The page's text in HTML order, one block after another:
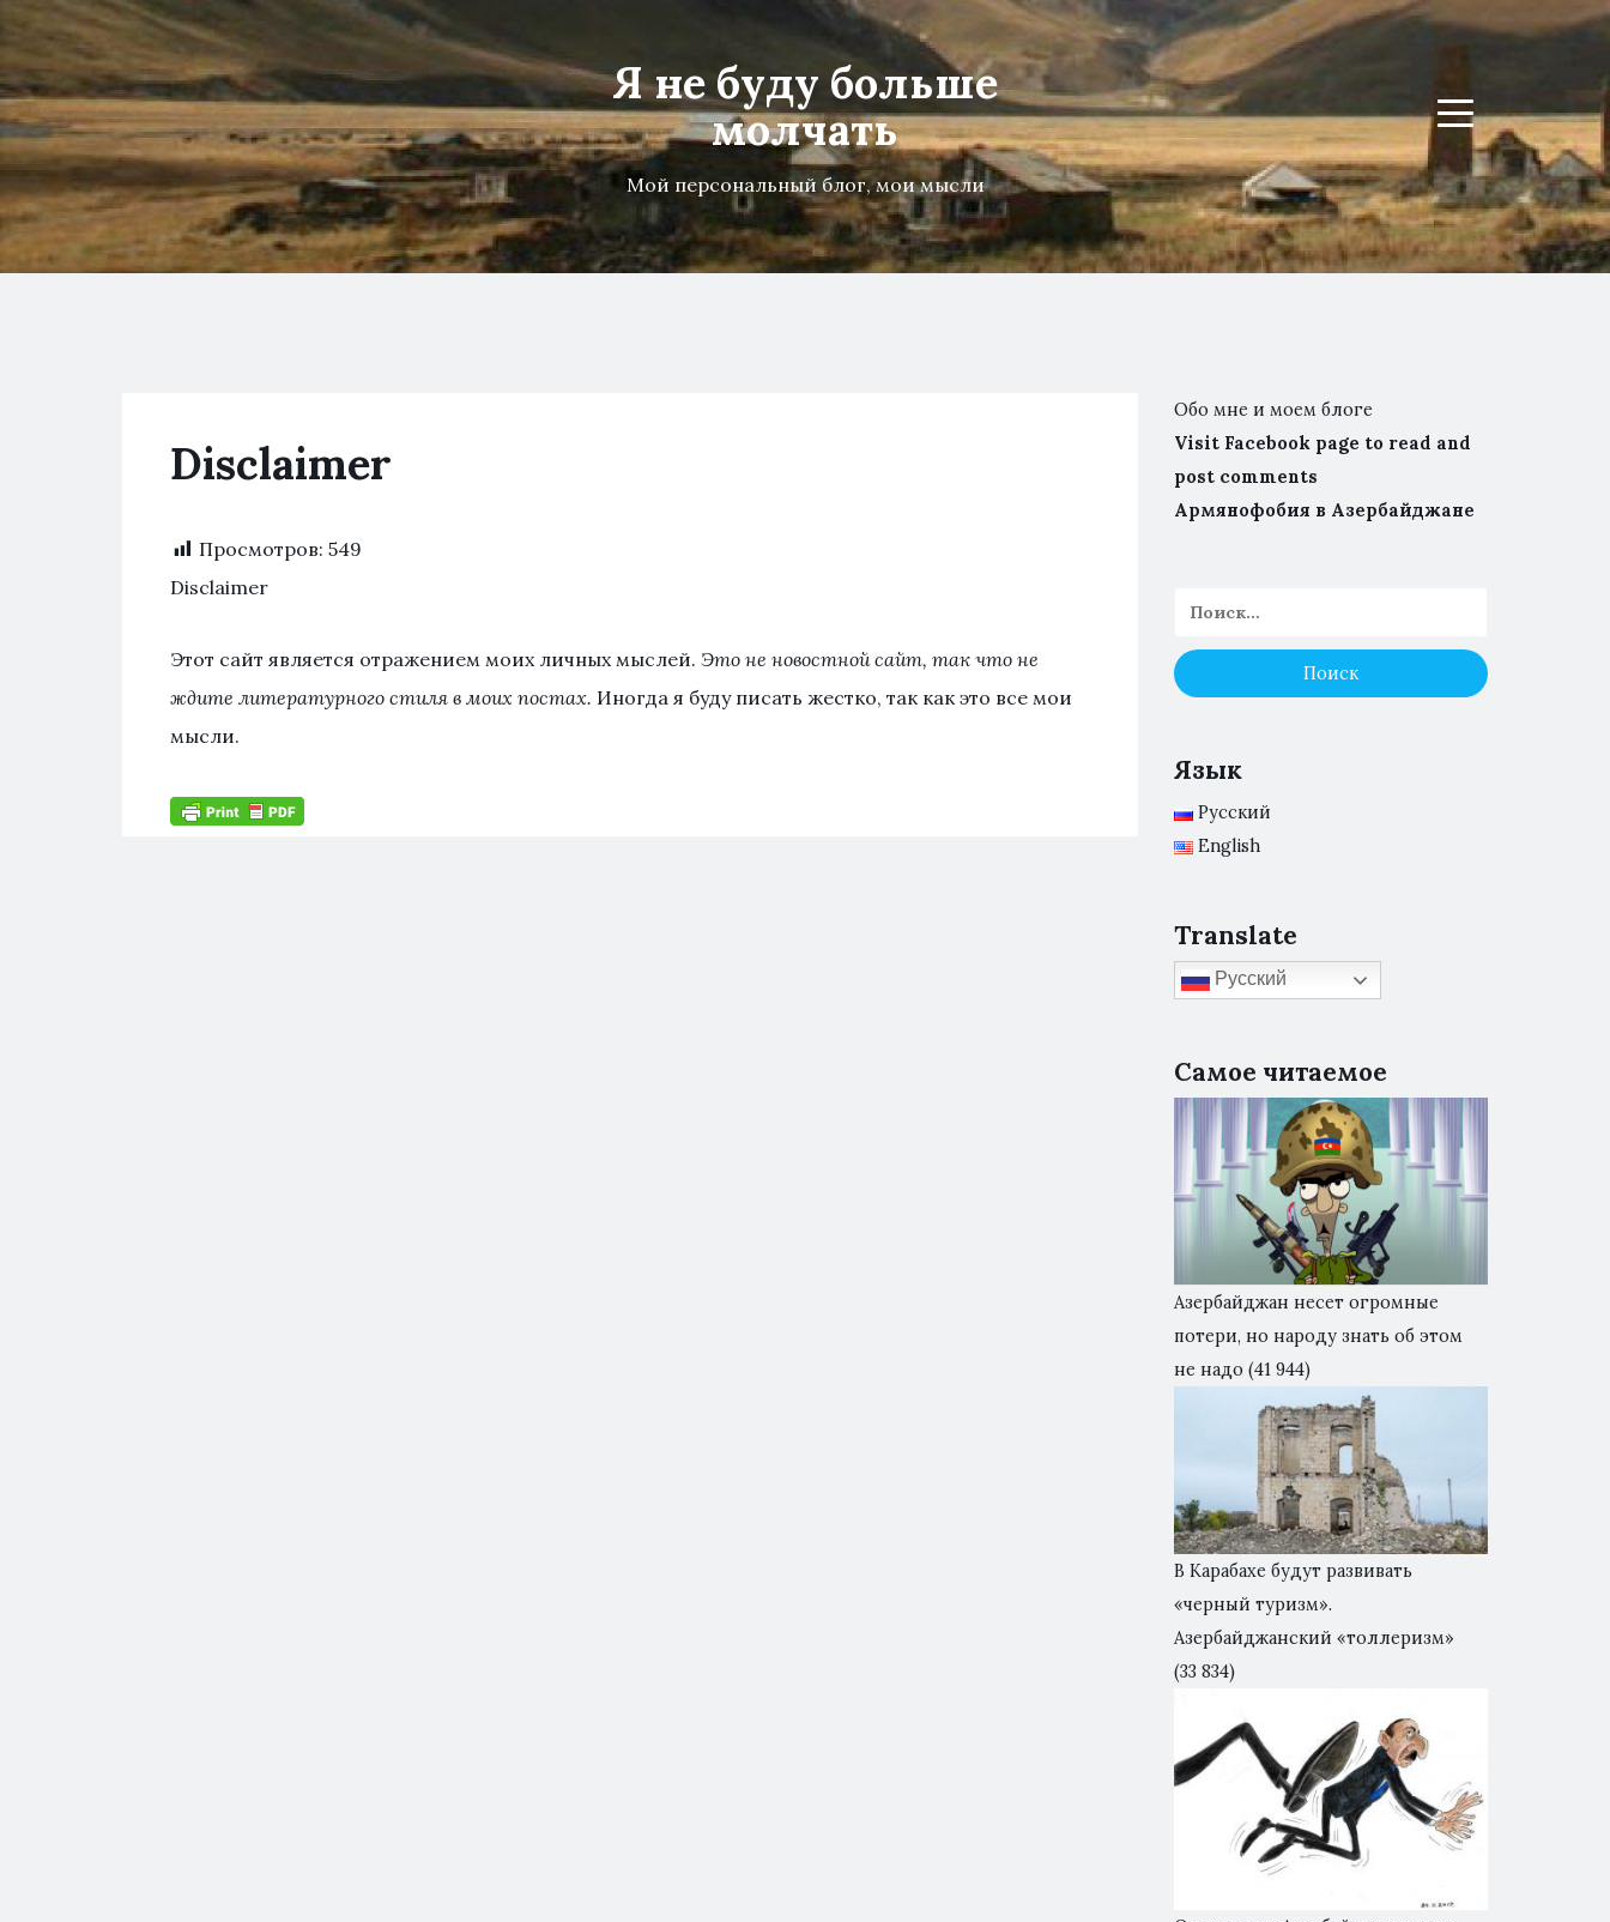
Я не буду больше
молчать
Мой персональный блог, мои мысли
Menu
Disclaimer
Просмотров: 549
Disclaimer
Этот сайт является отражением моих личных мыслей. Это не новостной сайт, так что не
ждите литературного стиля в моих постах. Иногда я буду писать жестко, так как это все мои
мысли.
Обо мне и моем блоге
Visit Facebook page to read and
post comments
Армянофобия в Азербайджане
Язык
Русский
English
Translate
Русский
Самое читаемое
Азербайджан несет огромные
потери, но народу знать об этом
не надо (41 944)
В Карабахе будут развивать
«черный туризм».
Азербайджанский «толлеризм»
(33 834)